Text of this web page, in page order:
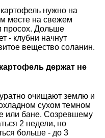
нужно на
месте на свежем
просох. Дольше
- клубни начнут
вещество соланин.
держат не
очищают землю и
сухом темном
или бане. Созревшему
2 недели, но
больше - до 3